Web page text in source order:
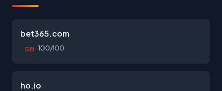
bet365.com
GB 100/100
ho.io